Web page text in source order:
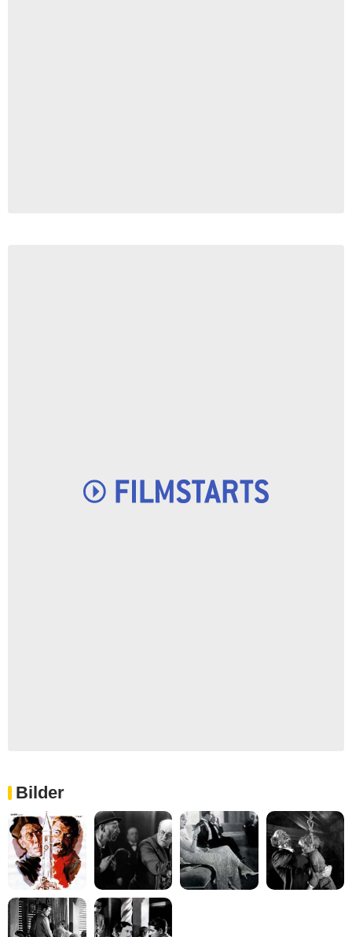
Bilder